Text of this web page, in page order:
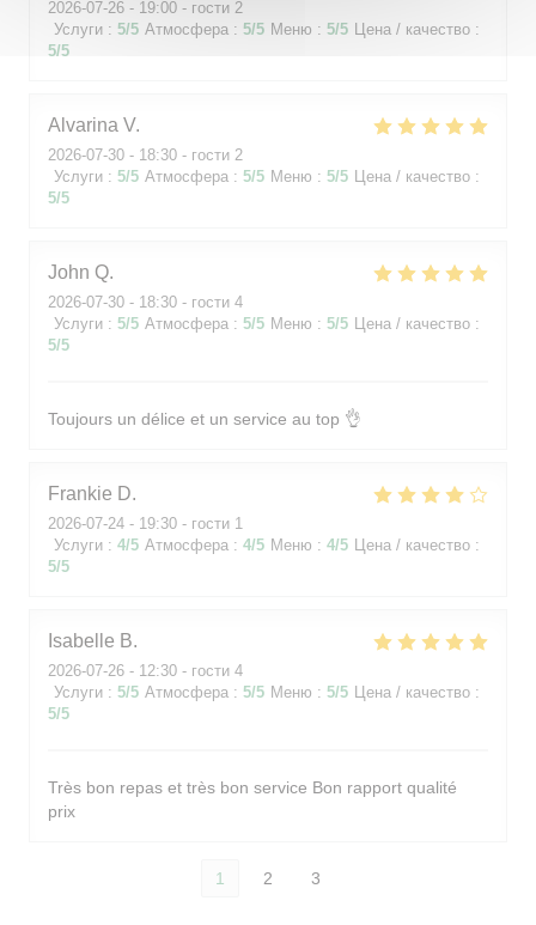
2026-07-26 - 19:00 - гости 2
Услуги : 5/5 Атмосфера : 5/5 Меню : 5/5 Цена / качество :
5/5
Alvarina V
2026-07-30 - 18:30 - гости 2
Услуги : 5/5 Атмосфера : 5/5 Меню : 5/5 Цена / качество :
5/5
John Q
2026-07-30 - 18:30 - гости 4
Услуги : 5/5 Атмосфера : 5/5 Меню : 5/5 Цена / качество :
5/5
Toujours un délice et un service au top 👌
Frankie D
2026-07-24 - 19:30 - гости 1
Услуги : 4/5 Атмосфера : 4/5 Меню : 4/5 Цена / качество :
5/5
Isabelle B
2026-07-26 - 12:30 - гости 4
Услуги : 5/5 Атмосфера : 5/5 Меню : 5/5 Цена / качество :
5/5
Très bon repas et très bon service Bon rapport qualité
prix
1 2 3